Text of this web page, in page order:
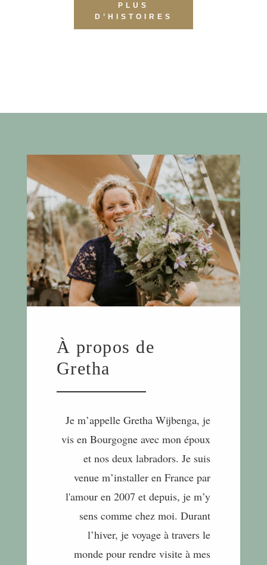
PLUS
D’HISTOIRES
À propos de
Gretha
Je m’appelle Gretha Wijbenga, je
vis en Bourgogne avec mon époux
et nos deux labradors. Je suis
venue m’installer en France par
l'amour en 2007 et depuis, je m’y
sens comme chez moi. Durant
l’hiver, je voyage à travers le
monde pour rendre visite à mes